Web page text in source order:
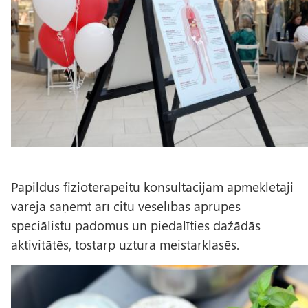
s
Papildus fizioterapeitu konsultācijām apmeklētāji
varēja saņemt arī citu veselības aprūpes
speciālistu padomus un piedalīties dažādās
aktivitātēs, tostarp uztura meistarklasēs.
A
t